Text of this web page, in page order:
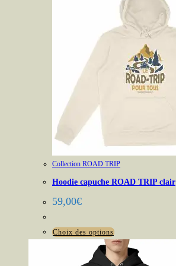
Collection ROAD TRIP
Hoodie capuche ROAD TRIP clair
59,00€
Choix des optionsCe
produit
a